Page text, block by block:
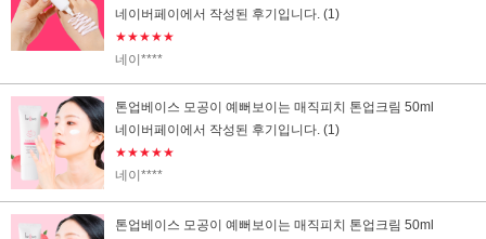
네이버페이에서 작성된 후기입니다. (1)
★★★★★
네이****
톤업베이스 모공이 예뻐보이는 매직피치 톤업크림 50ml
네이버페이에서 작성된 후기입니다. (1)
★★★★★
네이****
톤업베이스 모공이 예뻐보이는 매직피치 톤업크림 50ml